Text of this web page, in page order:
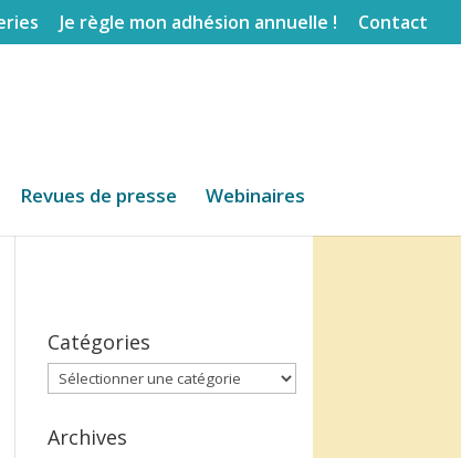
Je règle mon adhésion annuelle ! Contact
Revues de presse Webinaires
Catégories
Catégories
Archives